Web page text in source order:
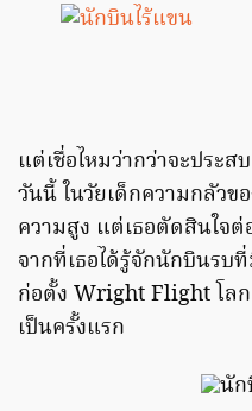
แต่เชื่อไหมว่ากว่าจะประ
วันนี้ ในวัยเด็กความกลัวข
ความสูง แต่เธอตัดสินใจ
จากที่เธอได้รู้จักนักบินรบ
ก่อตั้ง Wright Flight โล
เป็นครั้งแรก